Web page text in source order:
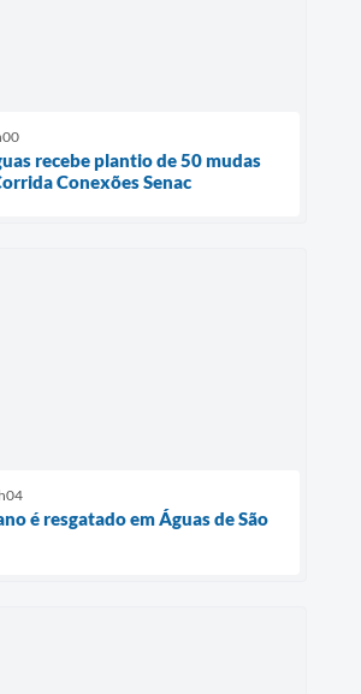
recebe plantio de 50 mudas
Conexões Senac
é resgatado em Águas de São